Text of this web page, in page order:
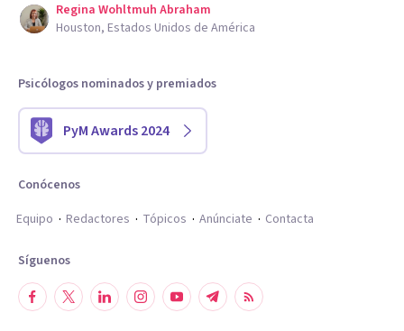
Regina Wohltmuh Abraham
Houston, Estados Unidos de América
Psicólogos nominados y premiados
PyM Awards 2024
Conócenos
Equipo
Redactores Tópicos Anúnciate Contacta
Síguenos